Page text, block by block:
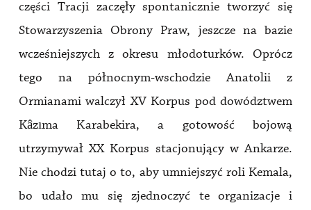
części Tracji zaczęły spontanicznie tworzyć się
Stowarzyszenia Obrony Praw, jeszcze na bazie
wcześniejszych z okresu młodoturków. Oprócz
tego na północnym-wschodzie Anatolii z
Ormianami walczył XV Korpus pod dowództwem
Kâzıma Karabekira, a gotowość bojową
utrzymywał XX Korpus stacjonujący w Ankarze.
Nie chodzi tutaj o to, aby umniejszyć roli Kemala,
bo udało mu się zjednoczyć te organizacje i